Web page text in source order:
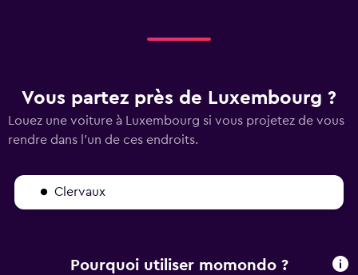
Vous partez près de Luxembourg ?
Louez une voiture à Luxembourg si vous projetez de vous
rendre dans l'un de ces endroits.
Clervaux
Pourquoi utiliser momondo ?